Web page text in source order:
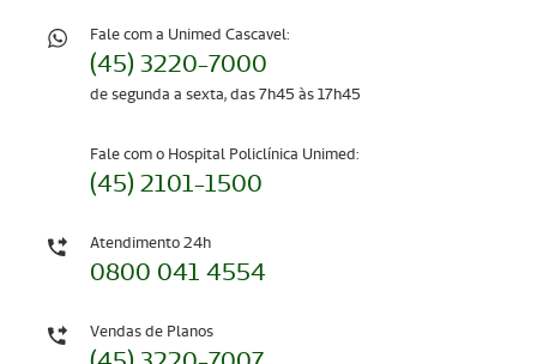
Fale com a Unimed Cascavel:
(45) 3220-7000
de segunda a sexta, das 7h45 às 17h45
Fale com o Hospital Policlínica Unimed:
(45) 2101-1500
Atendimento 24h
0800 041 4554
Vendas de Planos